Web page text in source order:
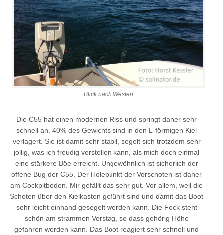
Blick nach Westen
Die C55 hat einen modernen Riss und springt daher sehr
schnell an. 40% des Gewichts sind in den L-förmigen Kiel
verlagert. Sie ist damit sehr stabil, segelt sich trotzdem sehr
jollig, was ich freudig verstellen kann, als mich doch einmal
eine stärkere Böe erreicht. Ungewöhnlich ist sicherlich der
offene Bug der C55. Der Holepunkt der Vorschoten ist daher
am Cockpitboden. Mir gefällt das sehr gut. Vor allem, weil die
Schoten über den Kielkasten geführt sind und damit das Boot
sehr leicht einhand gesegelt werden kann. Die Fock steht
schön am strammen Vorstag, so dass gehörig Höhe
gefahren werden kann. Das Boot reagiert sehr schnell und